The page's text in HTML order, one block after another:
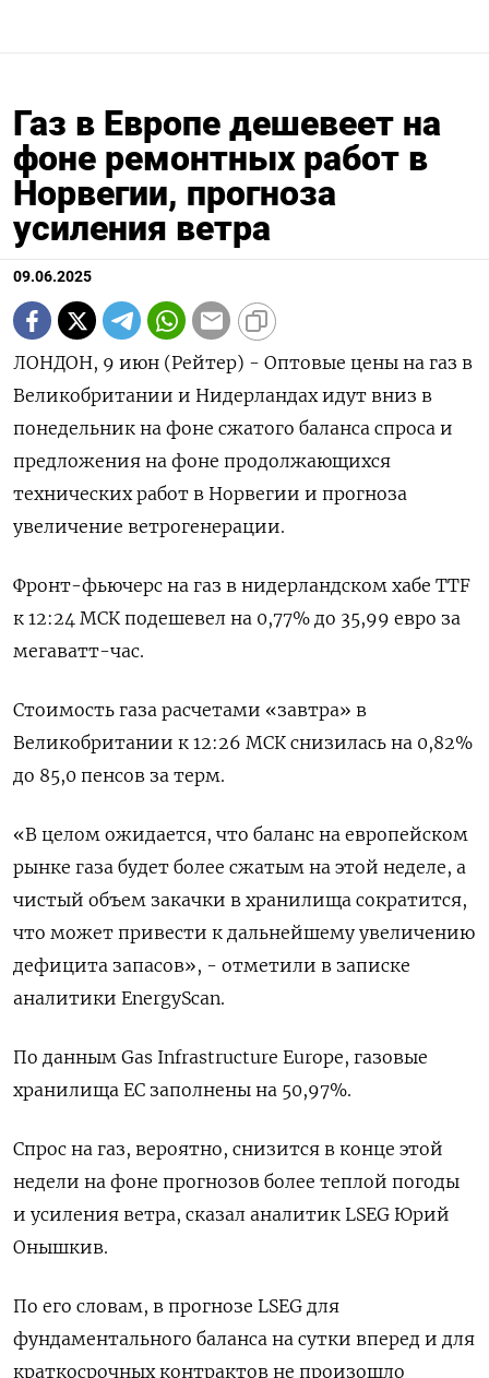
Газ в Европе дешевеет на
фоне ремонтных работ в
Норвегии, прогноза
усиления ветра
09.06.2025
ЛОНДОН, 9 июн (Рейтер) - Оптовые цены на газ в
Великобритании и Нидерландах идут вниз в
понедельник на фоне сжатого баланса спроса и
предложения на фоне продолжающихся
технических работ в Норвегии и прогноза
увеличение ветрогенерации.
Фронт-фьючерс на газ в нидерландском хабе TTF
к 12:24 МСК подешевел на 0,77% до 35,99 евро за
мегаватт-час.
Стоимость газа расчетами «завтра» в
Великобритании к 12:26 МСК снизилась на 0,82%
до 85,0 пенсов за терм.
«В целом ожидается, что баланс на европейском
рынке газа будет более сжатым на этой неделе, а
чистый объем закачки в хранилища сократится,
что может привести к дальнейшему увеличению
дефицита запасов», - отметили в записке
аналитики EnergyScan.
По данным Gas Infrastructure Europe, газовые
хранилища ЕС заполнены на 50,97%.
Спрос на газ, вероятно, снизится в конце этой
недели на фоне прогнозов более теплой погоды
и усиления ветра, сказал аналитик LSEG Юрий
Онышкив.
По его словам, в прогнозе LSEG для
фундаментального баланса на сутки вперед и для
краткосрочных контрактов не произошло